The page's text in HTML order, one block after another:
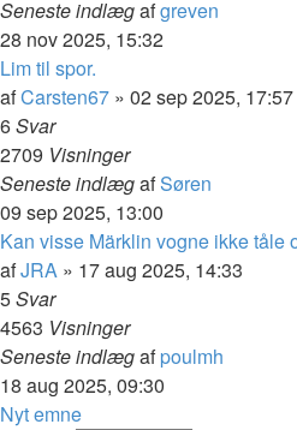
Seneste indlægafgreven
28 nov 2025, 15:32
Lim til spor.
afCarsten67 » 02 sep 2025, 17:57
6Svar
2709 Visninger
Seneste indlægafSøren
09 sep 2025, 13:00
Kan visse Märklin vogne ikke tåle
afJRA » 17 aug 2025, 14:33
5Svar
4563 Visninger
Seneste indlægafpoulmh
18 aug 2025, 09:30
Nyt emne